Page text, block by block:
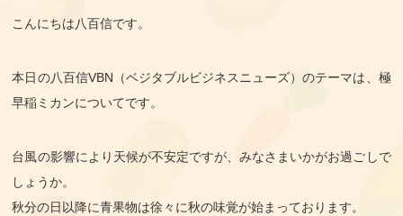
こんにちは八百信です。
本日の八百信VBN（ベジタブルビジネスニューズ）のテーマは、極
早稲ミカンについてです。
台風の影響により天候が不安定ですが、みなさまいかがお過ごしで
しょうか。
秋分の日以降に青果物は徐々に秋の味覚が始まっております。